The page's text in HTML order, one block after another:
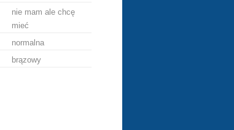
nie mam ale chcę
mieć
normalna
brązowy